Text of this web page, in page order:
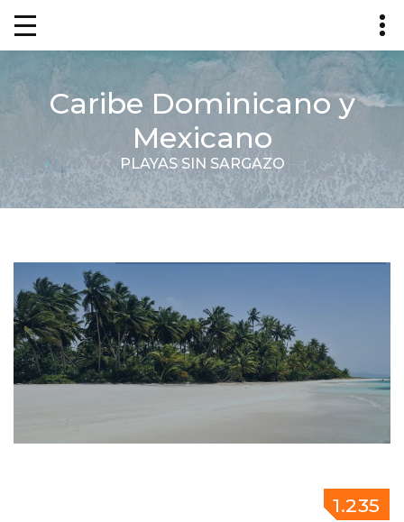
Caribe Dominicano y
Mexicano
PLAYAS SIN SARGAZO
1.235